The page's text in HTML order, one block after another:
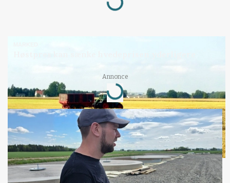
Loading...
Annonce
Loading...